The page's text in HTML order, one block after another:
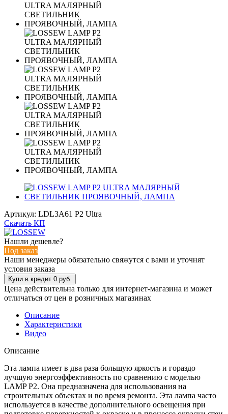
Артикул: LDL3A61 P2 Ultra
Скачать КП
Нашли дешевле?
Под заказ
Наши менеджеры обязательно свяжутся с вами и уточнят
условия заказа
Цена действительна только для интернет-магазина и может
отличаться от цен в розничных магазинах
Описание
Характеристики
Видео
Описание
Эта лампа имеет в два раза большую яркость и гораздо
лучшую энергоэффективность по сравнению с моделью
LAMP P2. Она предназначена для использования на
строительных объектах и во время ремонта. Эта лампа часто
используется в качестве дополнительного освещения при